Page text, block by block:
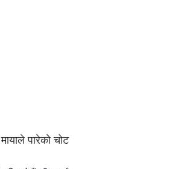
पारेको चोट